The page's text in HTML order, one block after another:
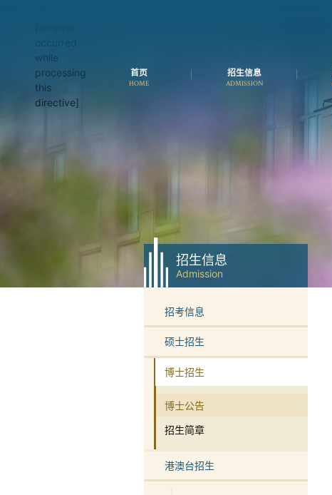
occurred
while
processing
this
directive]
首页
HOME
招生信息
ADMISSION
招生信息
Admission
招考信息
硕士招生
博士招生
博士公告
招生简章
港澳台招生